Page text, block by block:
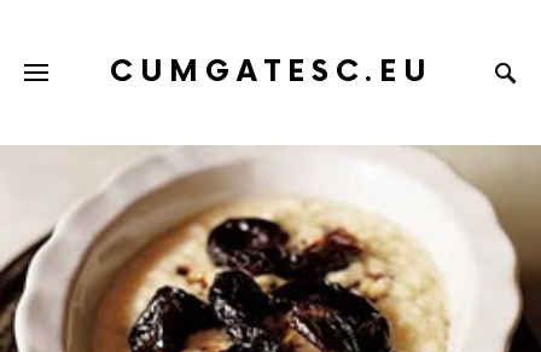
CUMGATESC.EU